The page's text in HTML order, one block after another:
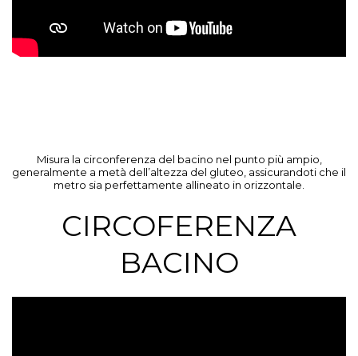
Misura la circonferenza del bacino nel punto più ampio,
generalmente a metà dell’altezza del gluteo, assicurandoti che il
metro sia perfettamente allineato in orizzontale.
CIRCOFERENZA
BACINO